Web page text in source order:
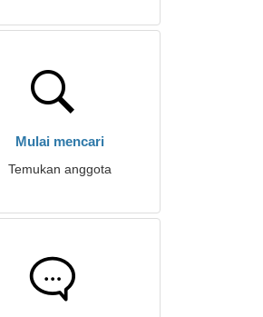
Mulai mencari
Temukan anggota